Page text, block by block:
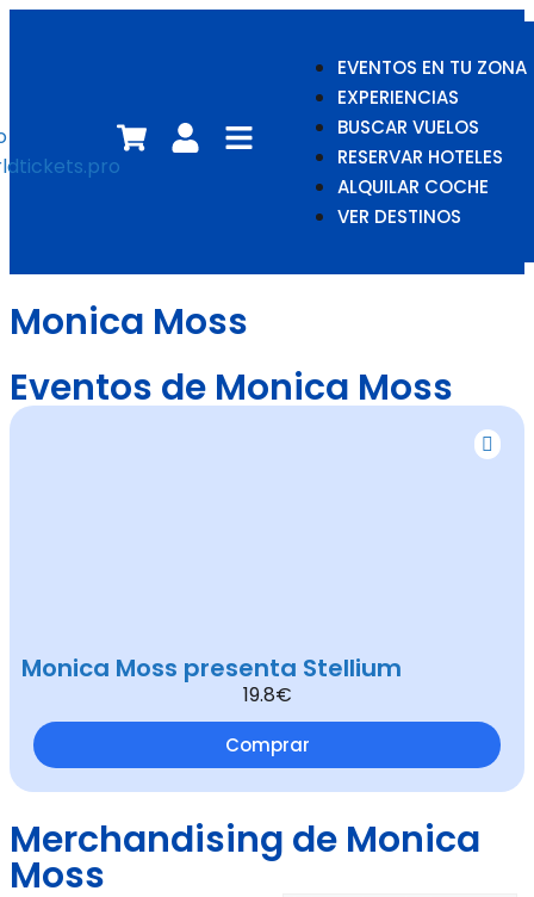
EVENTOS EN TU ZONA
EXPERIENCIAS
BUSCAR VUELOS
RESERVAR HOTELES
ALQUILAR COCHE
VER DESTINOS
Monica Moss
Eventos de Monica Moss
Monica Moss presenta Stellium
19.8€
Comprar
Merchandising de Monica
Moss